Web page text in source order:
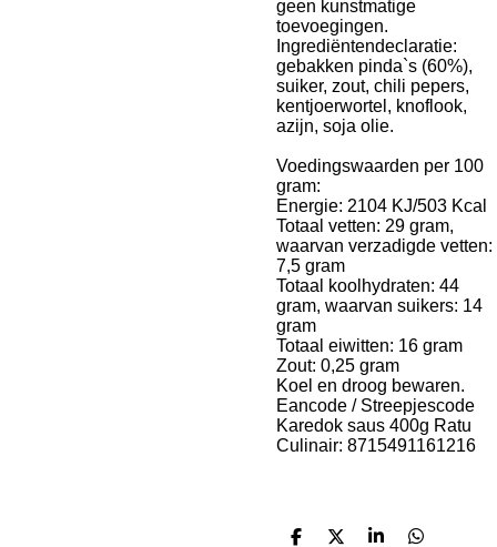
geen kunstmatige
toevoegingen.
Ingrediëntendeclaratie:
gebakken pinda`s (60%),
suiker, zout, chili pepers,
kentjoerwortel, knoflook,
azijn, soja olie.
Voedingswaarden per 100
gram:
Energie: 2104 KJ/503 Kcal
Totaal vetten: 29 gram,
waarvan verzadigde vetten:
7,5 gram
Totaal koolhydraten: 44
gram, waarvan suikers: 14
gram
Totaal eiwitten: 16 gram
Zout: 0,25 gram
Koel en droog bewaren.
Eancode / Streepjescode
Karedok saus 400g Ratu
Culinair: 8715491161216
D
D
S
D